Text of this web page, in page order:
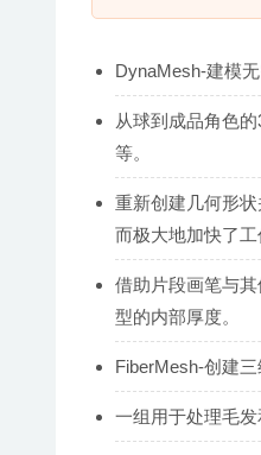
DynaMesh-建模
从球到成品角色
等。
重新创建几何形
而极大地加快了工
借助片段画笔与
型的内部厚度。
FiberMesh-创建
一组用于处理毛发